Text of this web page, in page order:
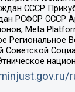
СССР
РСФСР СССР
Meta
Советской